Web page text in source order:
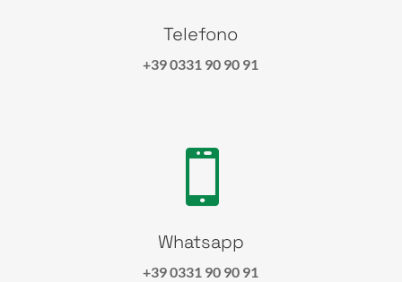
Telefono
+39 0331 90 90 91

Whatsapp
+39 0331 90 90 91